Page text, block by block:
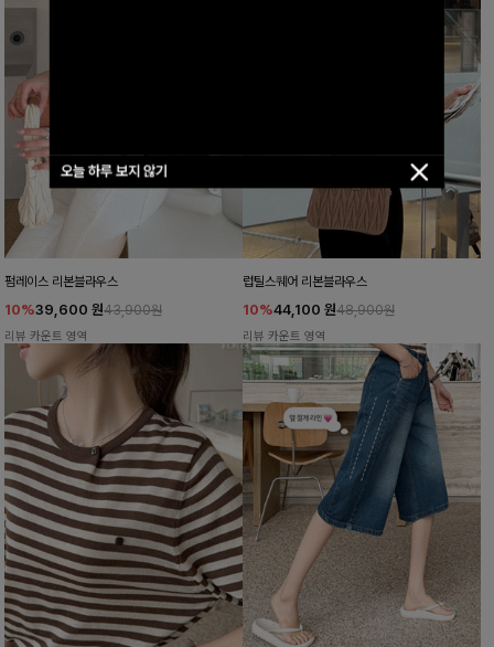
오늘 하루 보지 않기
펌레이스 리본블라우스
10%39,600 원43,900원
리뷰 카운트 영역
럽틸스퀘어 리본블라우스
10%44,100 원48,900원
리뷰 카운트 영역